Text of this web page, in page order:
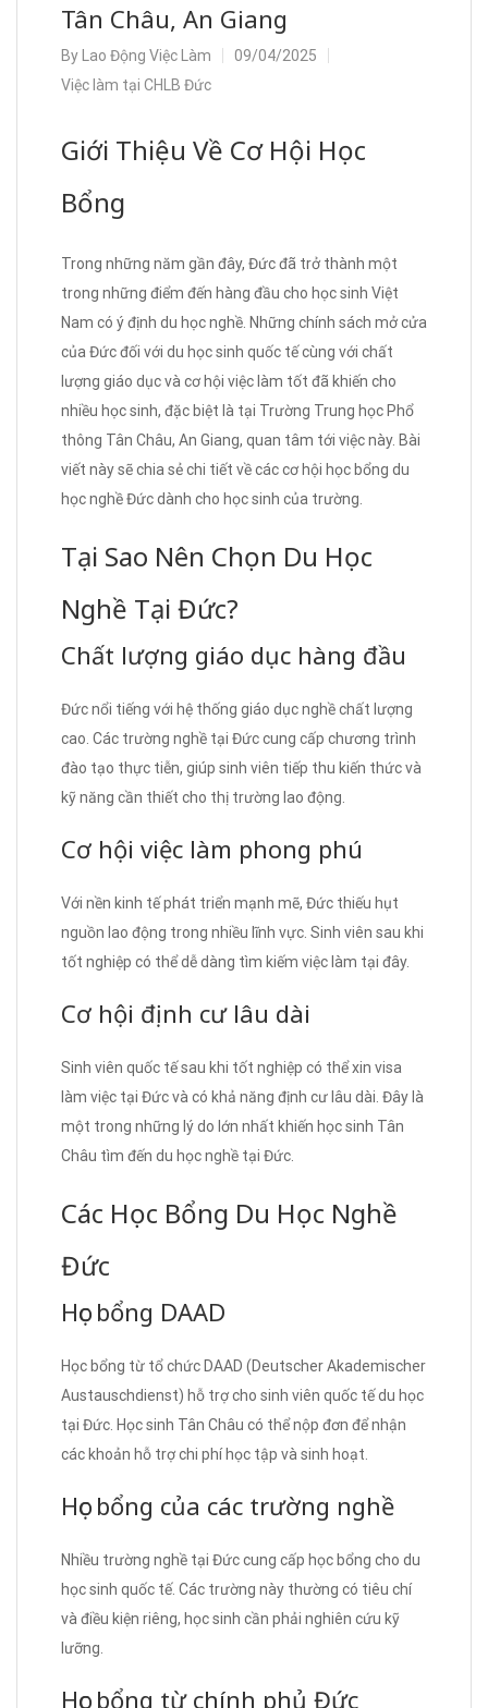
Tân Châu, An Giang
By Lao Động Việc Làm
09/04/2025
Việc làm tại CHLB Đức
Giới Thiệu Về Cơ Hội Học
Bổng
Trong những năm gần đây, Đức đã trở thành một
trong những điểm đến hàng đầu cho học sinh Việt
Nam có ý định du học nghề. Những chính sách mở cửa
của Đức đối với du học sinh quốc tế cùng với chất
lượng giáo dục và cơ hội việc làm tốt đã khiến cho
nhiều học sinh, đặc biệt là tại Trường Trung học Phổ
thông Tân Châu, An Giang, quan tâm tới việc này. Bài
viết này sẽ chia sẻ chi tiết về các cơ hội học bổng du
học nghề Đức dành cho học sinh của trường.
Tại Sao Nên Chọn Du Học
Nghề Tại Đức?
Chất lượng giáo dục hàng đầu
Đức nổi tiếng với hệ thống giáo dục nghề chất lượng
cao. Các trường nghề tại Đức cung cấp chương trình
đào tạo thực tiễn, giúp sinh viên tiếp thu kiến thức và
kỹ năng cần thiết cho thị trường lao động.
Cơ hội việc làm phong phú
Với nền kinh tế phát triển mạnh mẽ, Đức thiếu hụt
nguồn lao động trong nhiều lĩnh vực. Sinh viên sau khi
tốt nghiệp có thể dễ dàng tìm kiếm việc làm tại đây.
Cơ hội định cư lâu dài
Sinh viên quốc tế sau khi tốt nghiệp có thể xin visa
làm việc tại Đức và có khả năng định cư lâu dài. Đây là
một trong những lý do lớn nhất khiến học sinh Tân
Châu tìm đến du học nghề tại Đức.
Các Học Bổng Du Học Nghề
Đức
Học bổng DAAD
Học bổng từ tổ chức DAAD (Deutscher Akademischer
Austauschdienst) hỗ trợ cho sinh viên quốc tế du học
tại Đức. Học sinh Tân Châu có thể nộp đơn để nhận
các khoản hỗ trợ chi phí học tập và sinh hoạt.
Học bổng của các trường nghề
Nhiều trường nghề tại Đức cung cấp học bổng cho du
học sinh quốc tế. Các trường này thường có tiêu chí
và điều kiện riêng, học sinh cần phải nghiên cứu kỹ
lưỡng.
Học bổng từ chính phủ Đức